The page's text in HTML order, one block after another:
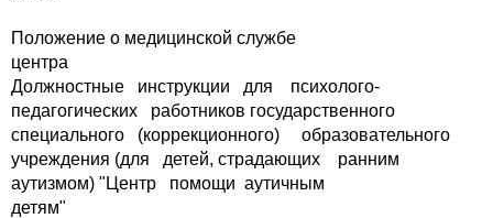
Положение о медицинской службе
центра
Должностные инструкции для психолого-
педагогических работников государственного
специального (коррекционного) образовательного
учреждения (для детей, страдающих ранним
аутизмом) "Центр помощи аутичным
детям"